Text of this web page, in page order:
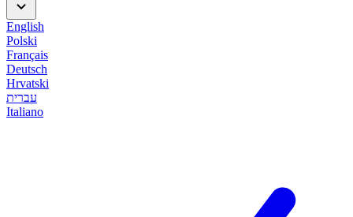
English
Polski
Français
Deutsch
Hrvatski
עברית
Italiano